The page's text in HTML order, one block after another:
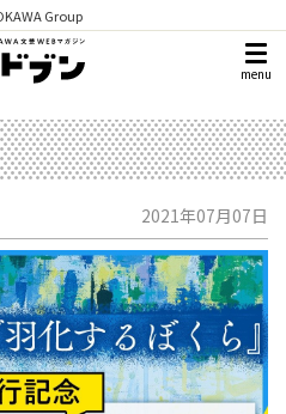
Group
menu
2021年07月07日